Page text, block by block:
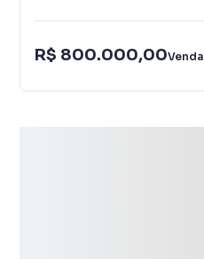
R$ 800.000,00Venda